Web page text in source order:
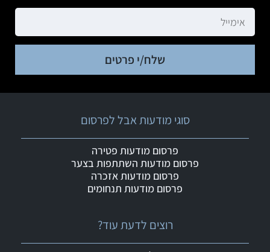
שלח/י פרטים
רוצים לדעת עוד?
סוגי מודעות אבל לפרסום
פרסום מודעות פטירה
פרסום מודעות השתתפות בצער
פרסום מודעות אזכרה
פרסום מודעות תנחומים